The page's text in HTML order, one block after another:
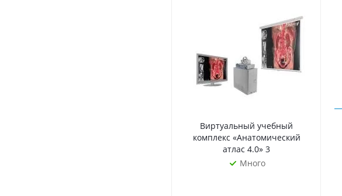
Виртуальный учебный
комплекс «Анатомический
атлас 4.0» 3
Много